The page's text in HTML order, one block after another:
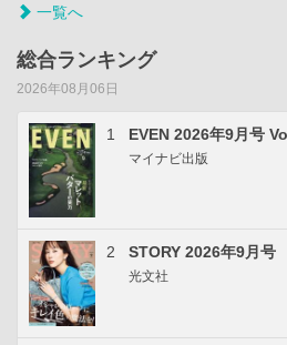
一覧へ
総合ランキング
2026年08月06日
1 EVEN 2026年9月号
マイナビ出版
2 STORY 2026年9月号
光文社